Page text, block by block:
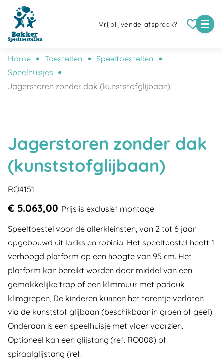
Vrijblijvende afspraak?
Home Toestellen
Speeltoestellen
Speelhuisjes
Jagerstoren zonder dak (kunststofglijbaan)
Jagerstoren zonder dak
(kunststofglijbaan)
RO4151
€ 5.063,00 Prijs is exclusief montage
Speeltoestel voor de allerkleinsten, van 2 tot 6 jaar
opgebouwd uit lariks en robinia. Het speeltoestel heeft 1
verhoogd platform op een hoogte van 95 cm. Het
platform kan bereikt worden door middel van een
gemakkelijke trap of een klimmuur met padouk
klimgrepen, De kinderen kunnen het torentje verlaten
via de kunststof glijbaan (beschikbaar in groen of geel).
Onderaan is een speelhuisje met vloer voorzien.
Optioneel kan een glijstang (ref. RO008) of
spiraalglijstang (ref.